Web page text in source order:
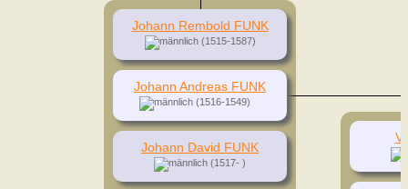
Johann Rembold FUNK
(1515-1587)
Johann David FUNK
(1517- )
Johann Andreas FUNK
(1516-1549)